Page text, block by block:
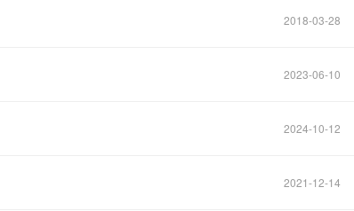
2018-03-28
2023-06-10
2024-10-12
2021-12-14